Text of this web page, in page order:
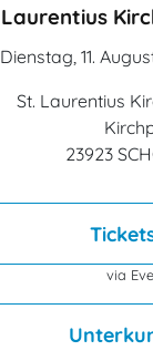
Laurentius
Dienstag, 11.
St. Laurentius
23923
via